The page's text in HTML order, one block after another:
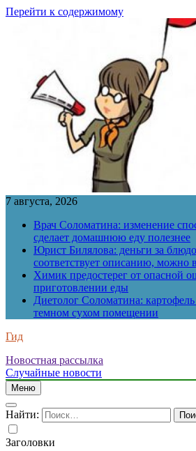
Перейти к содержимому
7 августа, 2026
Врач Соломатина: изменение
сделает домашнюю еду полезнее
Юрист Билялова: деньги за
соответствует описанию, можно
Химик предостерег от опасной
приготовлении еды
Диетолог Соломатина:
темном сухом помещении
Гид
Новостная рассылка
Случайные новости
Меню
Найти:
Заголовки